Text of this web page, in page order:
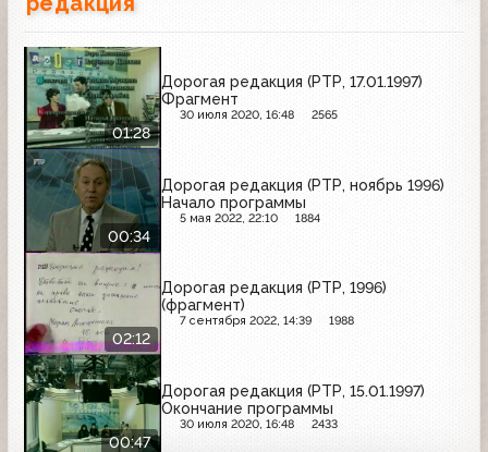
01:28
Дорогая редакция (РТР, 17.01.1997)
Фрагмент
30 июля 2020, 16:48 2565
00:34
Дорогая редакция (РТР, ноябрь 1996)
Начало программы
5 мая 2022, 22:10 1884
02:12
Дорогая редакция (РТР, 1996)
(фрагмент)
7 сентября 2022, 14:39 1988
00:47
Дорогая редакция (РТР, 15.01.1997)
Окончание программы
30 июля 2020, 16:48 2433